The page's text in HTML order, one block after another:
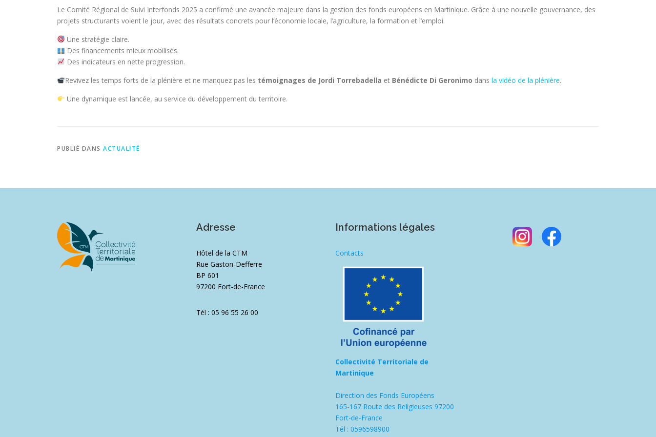
Le Comité Régional de Suivi Interfonds 2025 a confirmé une avancée majeure dans la gestion des fonds européens en Martinique. Grâce à une nouvelle gouvernance, des
projets structurants voient le jour, avec des résultats concrets pour l’économie locale, l’agriculture, la formation et l’emploi.
Une stratégie claire.
Des financements mieux mobilisés.
Des indicateurs en nette progression.
Revivez les temps forts de la plénière et ne manquez pas les témoignages de Jordi Torrebadella et Bénédicte Di Geronimo dans la vidéo de la plénière.
Une dynamique est lancée, au service du développement du territoire.
PUBLIÉ DANS ACTUALITÉ
Adresse
Hôtel de la CTM
Rue Gaston-Defferre
BP 601
97200 Fort-de-France
Tél : 05 96 55 26 00
Informations légales
Contacts
Collectivité Territoriale de
Martinique
Direction des Fonds Européens
165-167 Route des Religieuses 97200
Fort-de-France
Tél : 0596598900